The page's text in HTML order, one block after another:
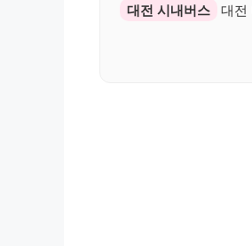
대전 시내버스
대전